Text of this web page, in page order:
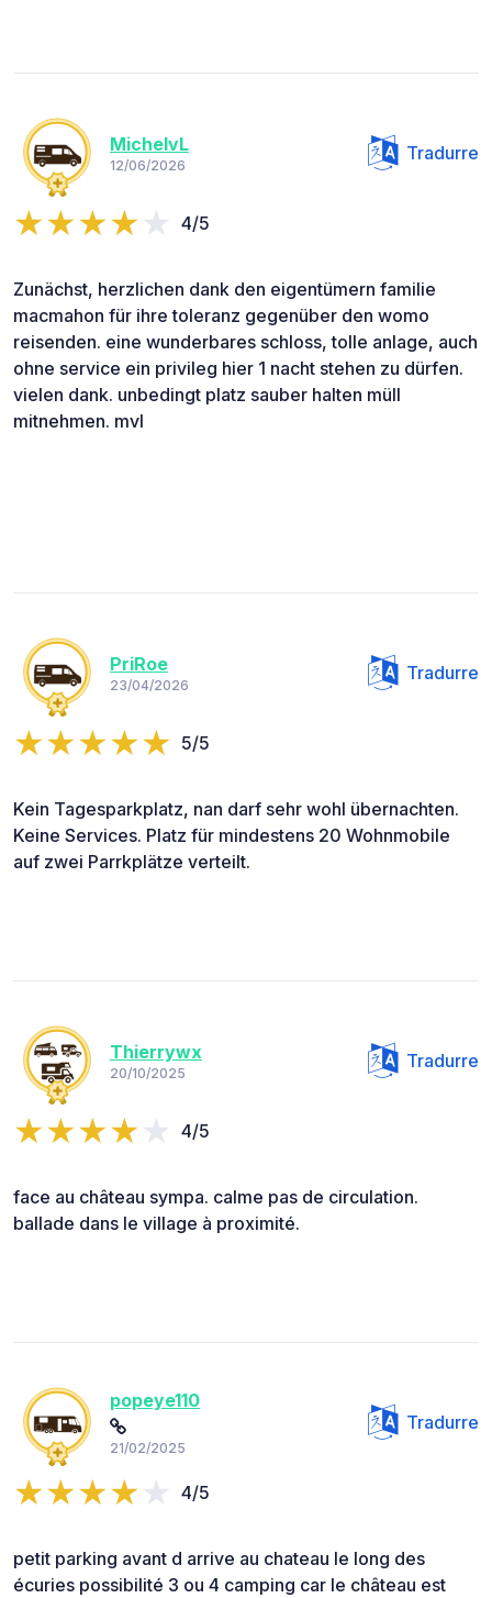
MichelvL
12/06/2026
Tradurre
4/5
Zunächst, herzlichen dank den eigentümern familie
macmahon für ihre toleranz gegenüber den womo
reisenden. eine wunderbares schloss, tolle anlage, auch
ohne service ein privileg hier 1 nacht stehen zu dürfen.
vielen dank. unbedingt platz sauber halten müll
mitnehmen. mvl
PriRoe
23/04/2026
Tradurre
5/5
Kein Tagesparkplatz, nan darf sehr wohl übernachten.
Keine Services. Platz für mindestens 20 Wohnmobile
auf zwei Parrkplätze verteilt.
Thierrywx
20/10/2025
Tradurre
4/5
face au château sympa. calme pas de circulation.
ballade dans le village à proximité.
popeye110
21/02/2025
Tradurre
4/5
petit parking avant d arrive au chateau le long des
écuries possibilité 3 ou 4 camping car le château est